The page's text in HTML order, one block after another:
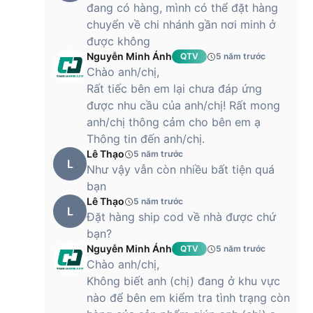
đang có hàng, mình có thể đặt hàng
chuyển về chi nhánh gần nơi minh ở
được không
Nguyễn Minh Ánh QTV 5 năm trước
Chào anh/chị,
Rất tiếc bên em lại chưa đáp ứng
được nhu cầu của anh/chị! Rất mong
anh/chị thông cảm cho bên em ạ
Thông tin đến anh/chị.
L
Lê Thạo 5 năm trước
Như vậy vẫn còn nhiều bất tiện quá
bạn
L
Lê Thạo 5 năm trước
Đặt hàng ship cod về nhà được chứ
bạn?
Nguyễn Minh Ánh QTV 5 năm trước
Chào anh/chị,
Không biết anh (chị) đang ở khu vực
nào để bên em kiểm tra tình trạng còn